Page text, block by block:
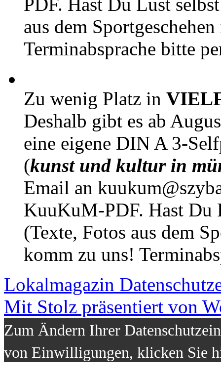
aus dem
Terminabsprache bitte
Zu wenig Platz in
Deshalb gibt es ab
eine eigene DIN A 3-
(kunst und kultur in
Email an
KuuKuM-PDF. Hast Du
(Texte, Fotos aus dem
komm zu uns!
Lokalmagazin
Mit Stolz präsentiert von
Zum Ändern Ihrer
von Einwilligungen, klicken Sie